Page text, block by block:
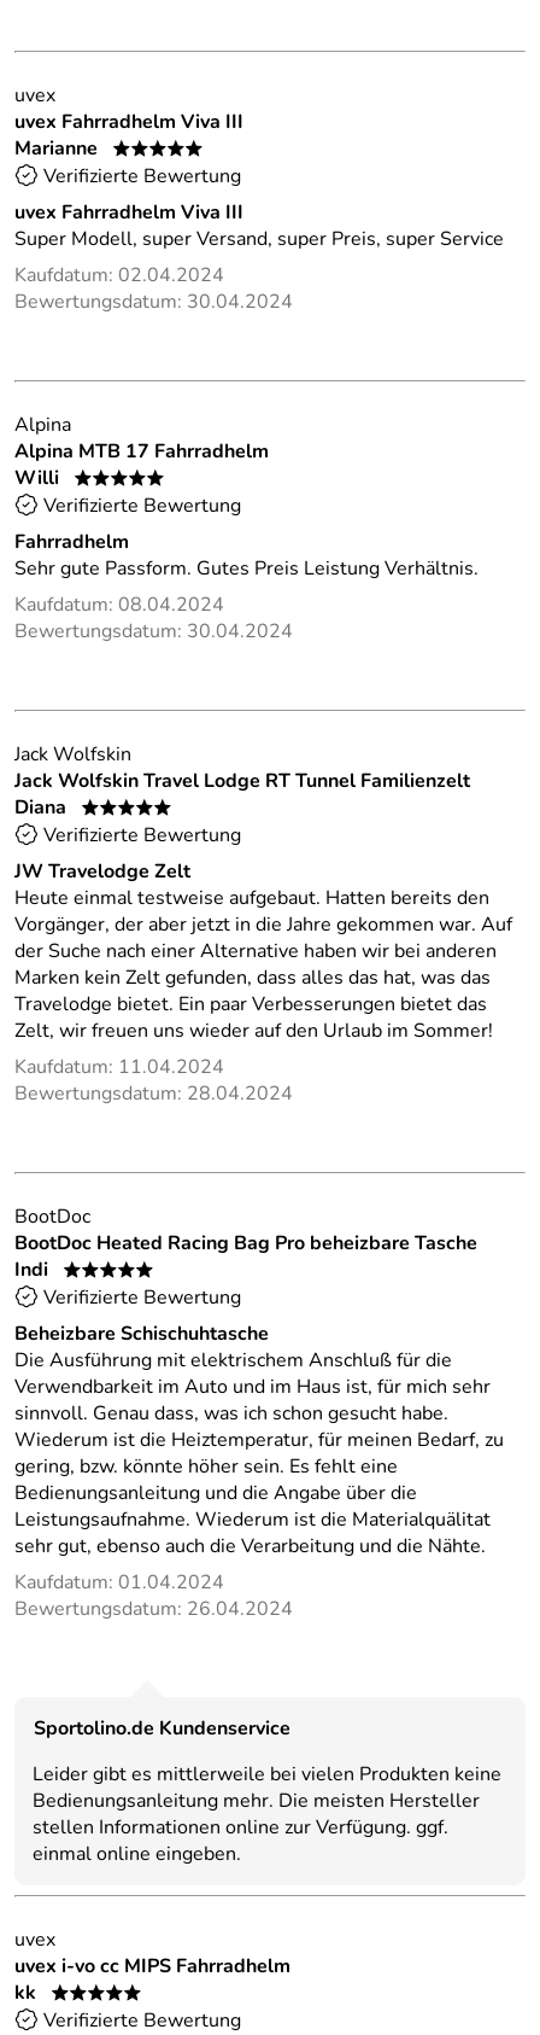
uvex
uvex Fahrradhelm Viva III
Marianne
*****
Verifizierte Bewertung
uvex Fahrradhelm Viva III
Super Modell, super Versand, super Preis, super Service
Kaufdatum: 02.04.2024
Bewertungsdatum: 30.04.2024
Alpina
Alpina MTB 17 Fahrradhelm
Willi
*****
Verifizierte Bewertung
Fahrradhelm
Sehr gute Passform. Gutes Preis Leistung Verhältnis.
Kaufdatum: 08.04.2024
Bewertungsdatum: 30.04.2024
Jack Wolfskin
Jack Wolfskin Travel Lodge RT Tunnel Familienzelt
Diana
*****
Verifizierte Bewertung
JW Travelodge Zelt
Heute einmal testweise aufgebaut. Hatten bereits den
Vorgänger, der aber jetzt in die Jahre gekommen war. Auf
der Suche nach einer Alternative haben wir bei anderen
Marken kein Zelt gefunden, dass alles das hat, was das
Travelodge bietet. Ein paar Verbesserungen bietet das
Zelt, wir freuen uns wieder auf den Urlaub im Sommer!
Kaufdatum: 11.04.2024
Bewertungsdatum: 28.04.2024
BootDoc
BootDoc Heated Racing Bag Pro beheizbare Tasche
Indi
*****
Verifizierte Bewertung
Beheizbare Schischuhtasche
Die Ausführung mit elektrischem Anschluß für die
Verwendbarkeit im Auto und im Haus ist, für mich sehr
sinnvoll. Genau dass, was ich schon gesucht habe.
Wiederum ist die Heiztemperatur, für meinen Bedarf, zu
gering, bzw. könnte höher sein. Es fehlt eine
Bedienungsanleitung und die Angabe über die
Leistungsaufnahme. Wiederum ist die Materialquälitat
sehr gut, ebenso auch die Verarbeitung und die Nähte.
Kaufdatum: 01.04.2024
Bewertungsdatum: 26.04.2024
Sportolino.de Kundenservice
Leider gibt es mittlerweile bei vielen Produkten keine
Bedienungsanleitung mehr. Die meisten Hersteller
stellen Informationen online zur Verfügung. ggf.
einmal online eingeben.
uvex
uvex i-vo cc MIPS Fahrradhelm
kk
*****
Verifizierte Bewertung